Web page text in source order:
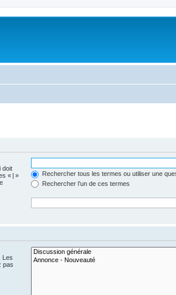
doit
« | »
Rechercher tous les termes ou utiliser une
Rechercher l’un de ces termes
Les
pas